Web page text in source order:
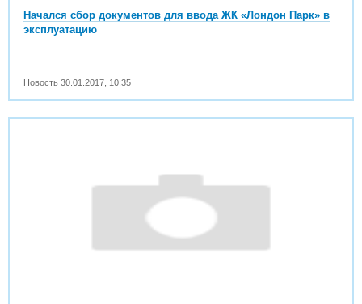
Начался сбор документов для ввода ЖК «Лондон Парк» в
эксплуатацию
Новость30.01.2017 10:35